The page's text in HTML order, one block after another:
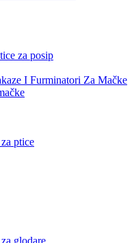
za posip
I Furminatori Za Mačke
ptice
glodare